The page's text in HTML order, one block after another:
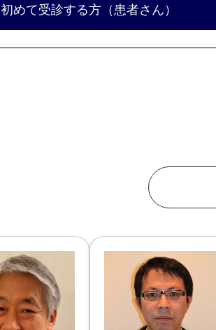
初めて受診する方（患者さん）